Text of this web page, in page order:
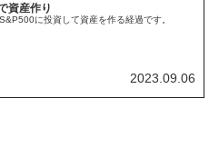
資産作り
に投資して資産を作る経過です。
2023.09.06